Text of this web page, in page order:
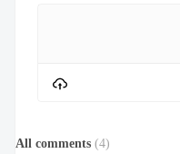
All comments (4)